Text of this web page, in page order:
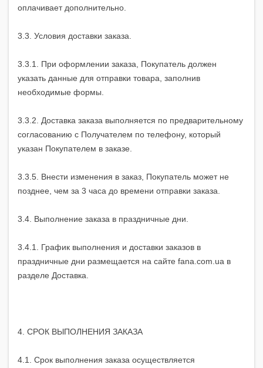
оплачивает дополнительно.
3.3. Условия доставки заказа.
3.3.1. При оформлении заказа, Покупатель должен
указать данные для отправки товара, заполнив
необходимые формы.
3.3.2. Доставка заказа выполняется по предварительному
согласованию с Получателем по телефону, который
указан Покупателем в заказе.
3.3.5. Внести изменения в заказ, Покупатель может не
позднее, чем за 3 часа до времени отправки заказа.
3.4. Выполнение заказа в праздничные дни.
3.4.1. График выполнения и доставки заказов в
праздничные дни размещается на сайте fana.com.ua в
разделе Доставка.
4. СРОК ВЫПОЛНЕНИЯ ЗАКАЗА
4.1. Срок выполнения заказа осуществляется